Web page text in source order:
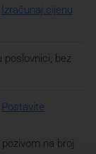
Izračunaj cijenu
poslovnici, bez
Postavite
na broj